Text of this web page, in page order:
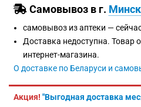
Самовывоз в г. Минск
самовывоз из аптеки —
Доставка недоступна. Товар
интернет-магазина.
О доставке по Беларуси и
Акция! "Выгодная доставка